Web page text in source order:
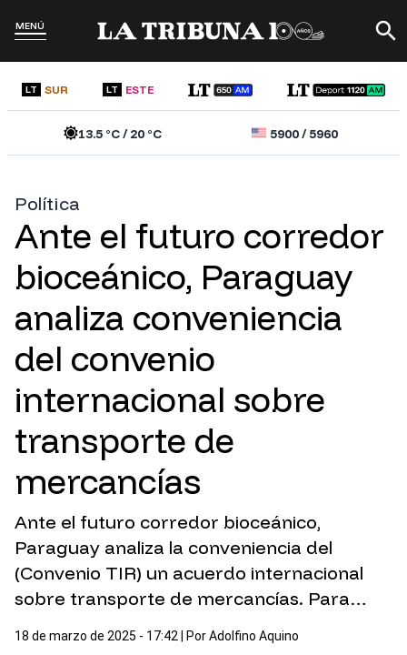
MENÚ
LT SUR LT ESTE
13.5 °C /20 °C 5900/5960
Política
Ante el futuro corredor
bioceánico, Paraguay
analiza conveniencia
del convenio
internacional sobre
transporte de
mercancías
Ante el futuro corredor bioceánico,
Paraguay analiza la conveniencia del
(Convenio TIR) un acuerdo internacional
sobre transporte de mercancías. Para…
18 de marzo de 2025 - 17:42 | PorAdolfino Aquino